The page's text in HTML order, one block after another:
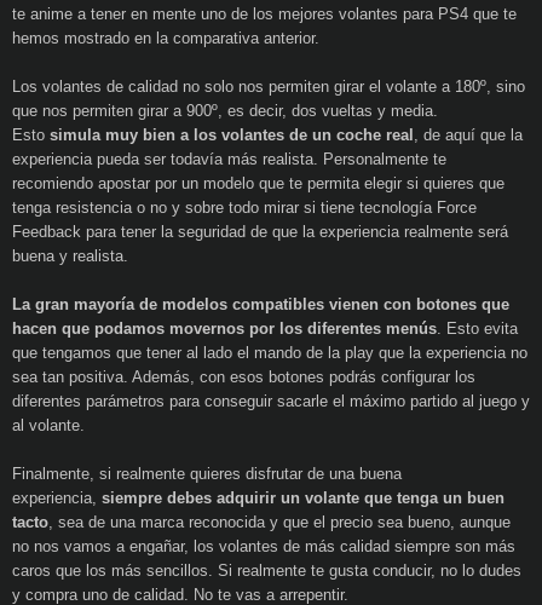
te anime a tener en mente uno de los mejores volantes para PS4 que te
hemos mostrado en la comparativa anterior.
Los volantes de calidad no solo nos permiten girar el volante a 180º, sino
que nos permiten girar a 900º, es decir, dos vueltas y media.
Esto simula muy bien a los volantes de un coche real , de aquí que la
experiencia pueda ser todavía más realista. Personalmente te
recomiendo apostar por un modelo que te permita elegir si quieres que
tenga resistencia o no y sobre todo mirar si tiene tecnología Force
Feedback para tener la seguridad de que la experiencia realmente será
buena y realista.
La gran mayoría de modelos compatibles vienen con botones que
hacen que podamos movernos por los diferentes menús . Esto evita
que tengamos que tener al lado el mando de la play que la experiencia no
sea tan positiva. Además, con esos botones podrás configurar los
diferentes parámetros para conseguir sacarle el máximo partido al juego y
al volante.
Finalmente, si realmente quieres disfrutar de una buena
experiencia, siempre debes adquirir un volante que tenga un buen
tacto , sea de una marca reconocida y que el precio sea bueno, aunque
no nos vamos a engañar, los volantes de más calidad siempre son más
caros que los más sencillos. Si realmente te gusta conducir, no lo dudes
y compra uno de calidad. No te vas a arrepentir.